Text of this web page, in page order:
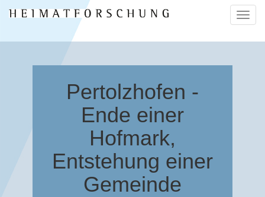
ein-/
Pertolzhofen -
Ende einer
Hofmark,
Entstehung einer
Gemeinde